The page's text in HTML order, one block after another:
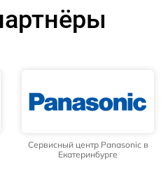
Сервисный центр Panasonic в
Екатеринбурге